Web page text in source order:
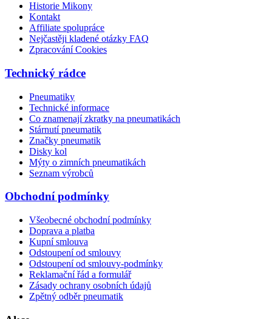
Historie Mikony
Kontakt
Affiliate spolupráce
Nejčastěji kladené otázky FAQ
Zpracování Cookies
Technický rádce
Pneumatiky
Technické informace
Co znamenají zkratky na pneumatikách
Stárnutí pneumatik
Značky pneumatik
Disky kol
Mýty o zimních pneumatikách
Seznam výrobců
Obchodní podmínky
Všeobecné obchodní podmínky
Doprava a platba
Kupní smlouva
Odstoupení od smlouvy
Odstoupení od smlouvy-podmínky
Reklamační řád a formulář
Zásady ochrany osobních údajů
Zpětný odběr pneumatik